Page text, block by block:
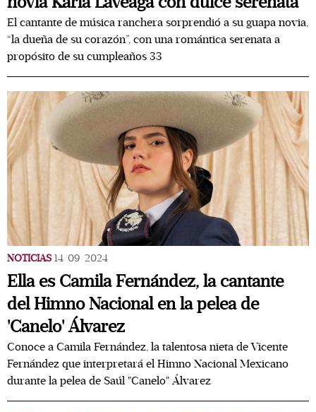
El cantante de música ranchera sorprendió a su guapa novia,
“la dueña de su corazón”, con una romántica serenata a
propósito de su cumpleaños 33
NOTICIAS 14/09/2024
Ella es Camila Fernández, la cantante
del Himno Nacional en la pelea de
'Canelo' Álvarez
Conoce a Camila Fernández, la talentosa nieta de Vicente
Fernández que interpretará el Himno Nacional Mexicano
durante la pelea de Saúl "Canelo" Álvarez